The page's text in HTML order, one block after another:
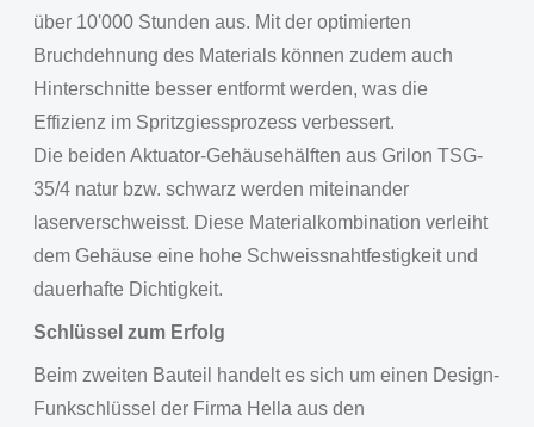
über 10'000 Stunden aus. Mit der optimierten
Bruchdehnung des Materials können zudem auch
Hinterschnitte besser entformt werden, was die
Effizienz im Spritzgiessprozess verbessert.
Die beiden Aktuator-Gehäusehälften aus Grilon TSG-
35/4 natur bzw. schwarz werden miteinander
laserverschweisst. Diese Materialkombination verleiht
dem Gehäuse eine hohe Schweissnahtfestigkeit und
dauerhafte Dichtigkeit.
Schlüssel zum Erfolg
Beim zweiten Bauteil handelt es sich um einen Design-
Funkschlüssel der Firma Hella aus den